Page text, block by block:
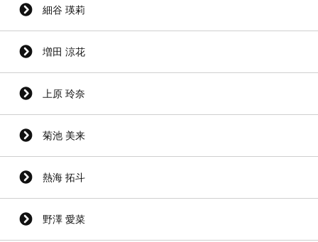
細谷 瑛莉
増田 涼花
上原 玲奈
菊池 美来
熱海 拓斗
野澤 愛菜